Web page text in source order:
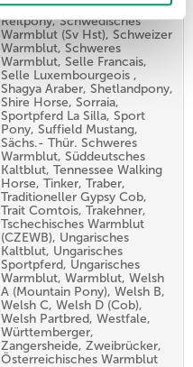
Kaltblut, Schwedisches
Reitpony, Schwedisches
Warmblut (Sv Hst), Schweizer
Warmblut, Schweres
Warmblut, Selle Francais,
Selle Luxembourgeois ,
Shagya Araber, Shetlandpony,
Shire Horse, Sorraia,
Sportpferd La Silla, Sport
Pony, Suffield Mustang,
Sächs.- Thür. Schweres
Warmblut, Süddeutsches
Kaltblut, Tennessee Walking
Horse, Tinker, Traber,
Traditioneller Gypsy Cob,
Trait Comtois, Trakehner,
Tschechisches Warmblut
(CZEWB), Ungarisches
Kaltblut, Ungarisches
Sportpferd, Ungarisches
Warmblut, Warmblut, Welsh
A (Mountain Pony), Welsh B,
Welsh C, Welsh D (Cob),
Welsh Partbred, Westfale,
Württemberger,
Zangersheide, Zweibrücker,
Österreichisches Warmblut